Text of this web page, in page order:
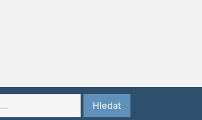
Hledat